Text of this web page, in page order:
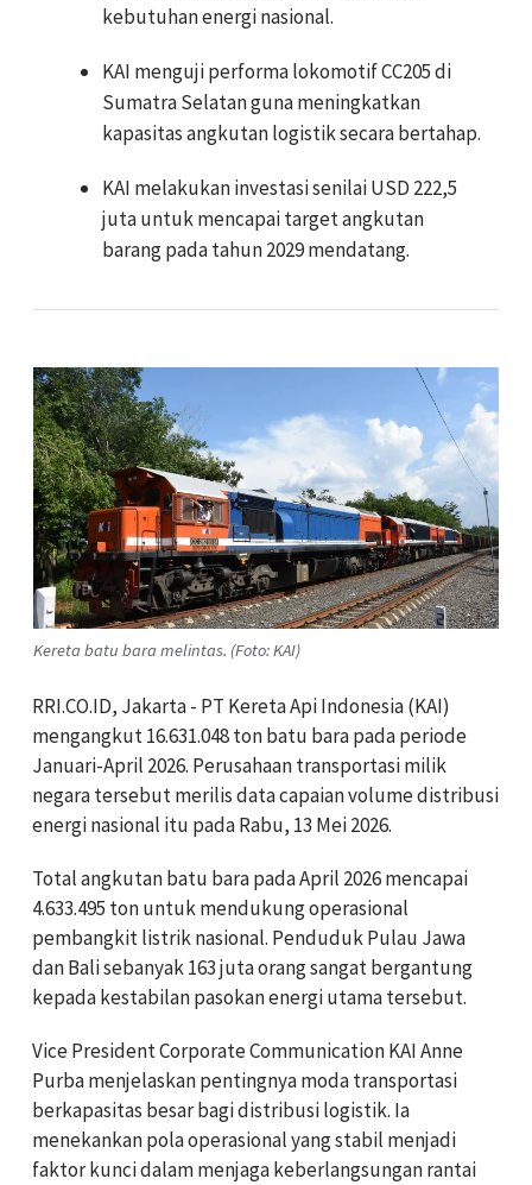
kebutuhan energi nasional.
KAI menguji performa lokomotif CC205 di
Sumatra Selatan guna meningkatkan
kapasitas angkutan logistik secara bertahap.
KAI melakukan investasi senilai USD 222,5
juta untuk mencapai target angkutan
barang pada tahun 2029 mendatang.
Kereta batu bara melintas. (Foto: KAI)
RRI.CO.ID, Jakarta - PT Kereta Api Indonesia (KAI)
mengangkut 16.631.048 ton batu bara pada periode
Januari-April 2026. Perusahaan transportasi milik
negara tersebut merilis data capaian volume distribusi
energi nasional itu pada Rabu, 13 Mei 2026.
Total angkutan batu bara pada April 2026 mencapai
4.633.495 ton untuk mendukung operasional
pembangkit listrik nasional. Penduduk Pulau Jawa
dan Bali sebanyak 163 juta orang sangat bergantung
kepada kestabilan pasokan energi utama tersebut.
Vice President Corporate Communication KAI Anne
Purba menjelaskan pentingnya moda transportasi
berkapasitas besar bagi distribusi logistik. Ia
menekankan pola operasional yang stabil menjadi
faktor kunci dalam menjaga keberlangsungan rantai